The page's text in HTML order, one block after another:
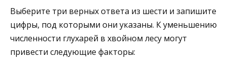
Выберите три верных ответа из шести и запишите
цифры, под которыми они указаны. К уменьшению
численности глухарей в хвойном лесу могут
привести следующие факторы: